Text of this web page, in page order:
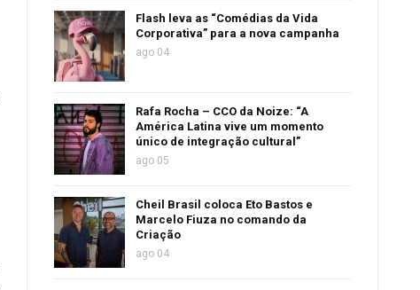
Flash leva as “Comédias da Vida
Corporativa” para a nova campanha
ago 04
Rafa Rocha – CCO da Noize: “A
América Latina vive um momento
único de integração cultural”
ago 05
Cheil Brasil coloca Eto Bastos e
Marcelo Fiuza no comando da
Criação
ago 04